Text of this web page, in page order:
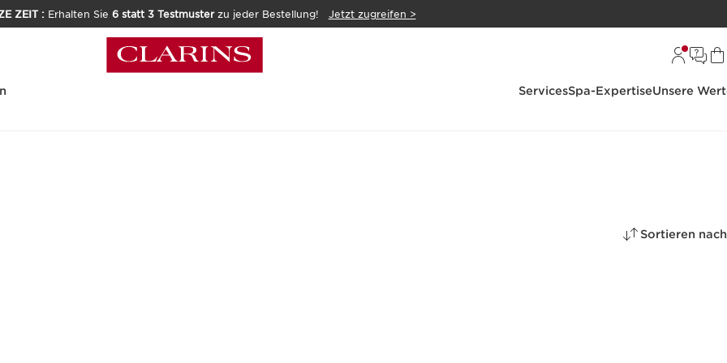
ZEIT : Erhalten Sie 6 statt 3 Testmusterzu jeder Bestellung! Jetzt zugreifen >
ServicesSpa-ExpertiseUnsere
Sortieren nach